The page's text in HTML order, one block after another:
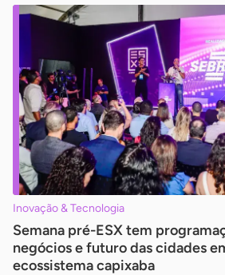
Inovação & Tecnologia
Semana pré-ESX tem
negócios e futuro das cidades
ecossistema capixaba